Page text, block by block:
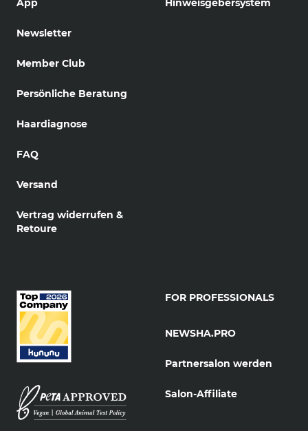
App
Newsletter
Member Club
Persönliche Beratung
Haardiagnose
FAQ
Versand
Vertrag widerrufen &
Retoure
Hinweisgebersystem
FOR PROFESSIONALS
NEWSHA.PRO
Partnersalon werden
Salon-Affiliate